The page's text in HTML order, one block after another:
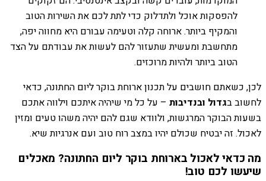
להפסקות אוכל ולתדלוק כדי לתת לכם את השירות הטוב
והמקיף ביותר. ארוחה קלה וטעימה עבורם היא מחווה יפה,
מתחשבת ומעשית שתעזור להם לעשות את עבודתם על הצד
הטוב ביותר ולהיות מרוכזים.
לכן, כשאתם חושבים על תכנון ארוחת בוקר ליום החתונה, כדאי
לחשוב בגדול ובנדיבות – על כל מי שיהיה איתכם וילווה אתכם
בשעות הבוקר המרגשות, ולוודא שגם להם יהיה משהו טעים ומזין
לאכול. זה יבטיח שכולם יהיו במצב רוח טוב ועם אנרגיות שיא.
מה כדאי לאכול בארוחת בוקר ליום החתונה? מאכלים
שיעשו לכם טוב!